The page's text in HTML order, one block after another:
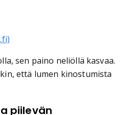
sen paino neliöllä kasvaa.
että lumen kinostumista
piilevän